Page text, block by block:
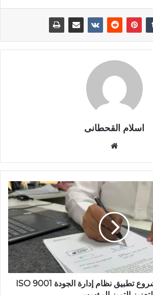
اسلام القحطانى
ق
ع
ل
و
ي
ب
«سعادة» تطلق مشروع تطبيق نظام إدارة الجودة ISO 9001